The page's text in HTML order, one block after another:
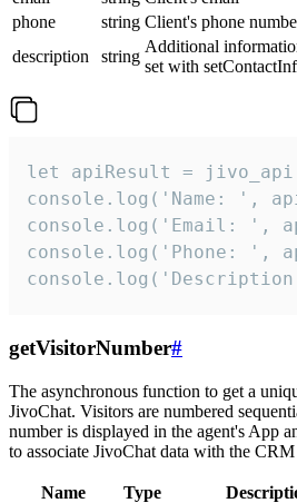
phone
string Client's phone
description
string
Additional
set with
let apiResult =
console.log('Name: ',
console.log('Email: ',
console.log('Phone: ',
getVisitorNumber#
The asynchronous function to get a
JivoChat. Visitors are numbered
number is displayed in the agent's App
to associate JivoChat data with the CRM
Name Type